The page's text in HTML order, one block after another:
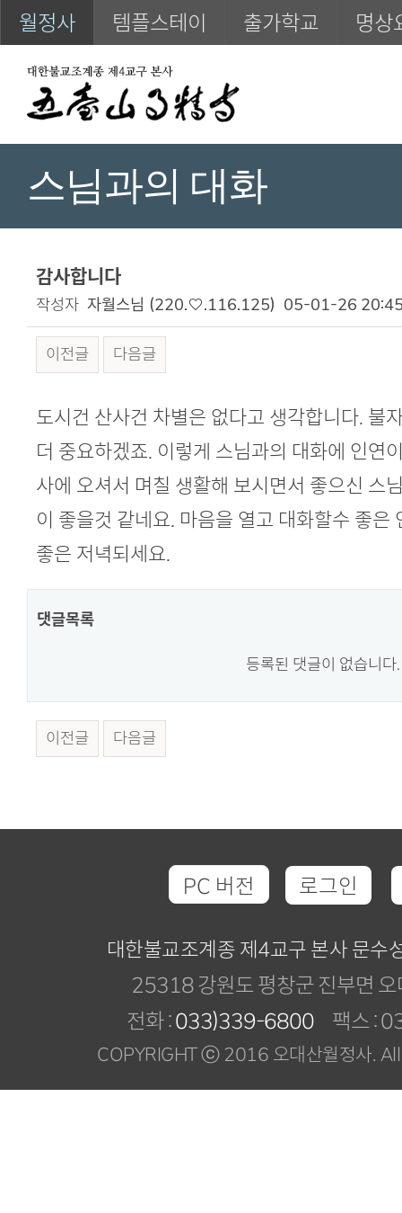
월정사 템플스테이 출가학교 명상
스님과의 대화
감사합니다
작성자 자월스님 (220.♡.116.125) 05-01-26
이전글 다음글
도시건 산사건 차별은 없다고 생각합니다. 불
더 중요하겠죠. 이렇게 스님과의 대화에 인연
사에 오셔서 며칠 생활해 보시면서 좋으신 스
이 좋을것 같네요. 마음을 열고 대화할수 좋은
좋은 저녁되세요.
댓글목록
등록된 댓글이 없습니다.
이전글 다음글
PC 버전 로그인
대한불교조계종 제4교구 본사 문수
25318 강원도 평창군 진부면
전화 :033)339-6800 팩스 :
COPYRIGHT ⓒ 2016 오대산월정사.